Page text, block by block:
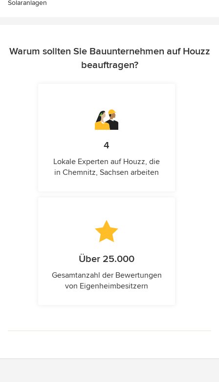
Solaranlagen
Warum sollten Sie Bauunternehmen auf Houzz
beauftragen?
4
Lokale Experten auf Houzz, die
in Chemnitz, Sachsen arbeiten
Über 25.000
Gesamtanzahl der Bewertungen
von Eigenheimbesitzern